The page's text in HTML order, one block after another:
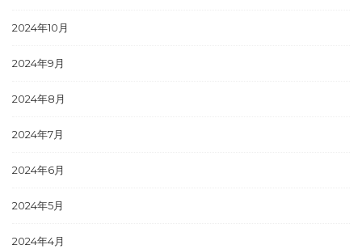
2024年10月
2024年9月
2024年8月
2024年7月
2024年6月
2024年5月
2024年4月